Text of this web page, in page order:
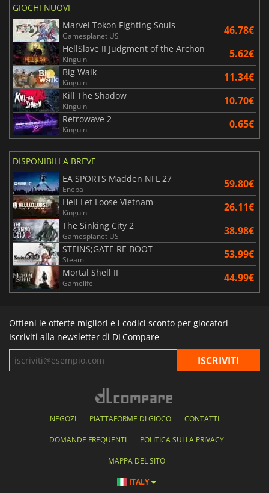
GIOCHI NUOVI
Marvel Tokon Fighting Souls
Gamesplanet US 46.78€
HellSlave II Judgment of the Archon
Kinguin 5.62€
Big Walk
Kinguin 11.34€
Kill The Shadow
Kinguin 10.70€
Retrowave 2
Kinguin 0.65€
DISPONIBILI A BREVE
EA SPORTS Madden NFL 27
Eneba 59.80€
Hell Let Loose Vietnam
Kinguin 26.11€
The Sinking City 2
Gamesplanet US 38.98€
STEINS;GATE RE BOOT
Steam 53.99€
Mortal Shell II
Gamelife 44.99€
Ottieni le offerte migliori e i codici sconto per giocatori
Iscriviti alla newsletter di DLCompare
NEGOZI PIATTAFORME DI GIOCO CONTATTI
DOMANDE FREQUENTI POLITICA SULLA PRIVACY
MAPPA DEL SITO
ITALY